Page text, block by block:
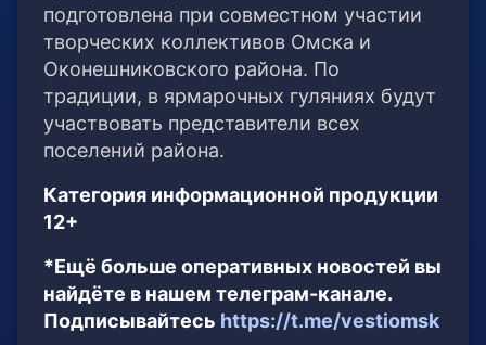
подготовлена при совместном участии
творческих коллективов Омска и
Оконешниковского района. По
традиции, в ярмарочных гуляниях будут
участвовать представители всех
поселений района.
Категория информационной продукции
12+
*Ещё больше оперативных новостей вы
найдёте в нашем телеграм-канале.
Подписывайтесь https://t.me/vestiomsk